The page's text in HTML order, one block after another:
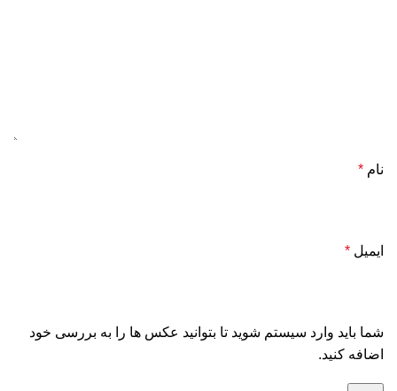
نام *
ایمیل *
شما باید وارد سیستم شوید تا بتوانید عکس ها را به بررسی خود
اضافه کنید.